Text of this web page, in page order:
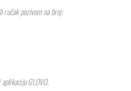
ručak pozivom na broj:
GLOVO.